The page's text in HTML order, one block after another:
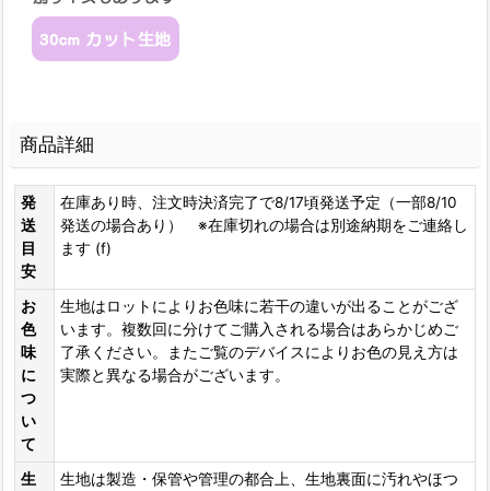
商品詳細
発
送
目
安
在庫あり時、注文時決済完了で8/17頃発送予定（一部8/10
発送の場合あり） ※在庫切れの場合は別途納期をご連絡し
ます (f)
お
色
味
に
つ
い
て
生地はロットによりお色味に若干の違いが出ることがござ
います。複数回に分けてご購入される場合はあらかじめご
了承ください。またご覧のデバイスによりお色の見え方は
実際と異なる場合がございます。
生
生地は製造・保管や管理の都合上、生地裏面に汚れやほつ